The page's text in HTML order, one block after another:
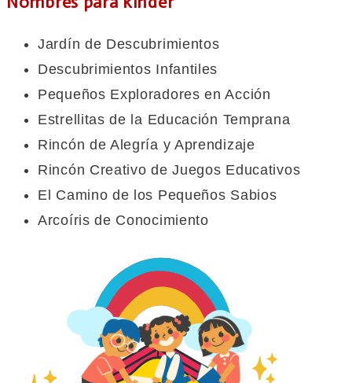
Jardín de Descubrimientos
Descubrimientos Infantiles
Pequeños Exploradores en Acción
Estrellitas de la Educación Temprana
Rincón de Alegría y Aprendizaje
Rincón Creativo de Juegos Educativos
El Camino de los Pequeños Sabios
Arcoíris de Conocimiento